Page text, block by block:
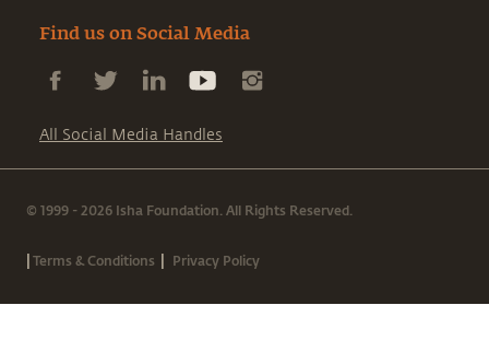
Find us on Social Media
All Social Media Handles
© 1999 - 2026 Isha Foundation. All Rights Reserved.
|Terms & Conditions | Privacy Policy